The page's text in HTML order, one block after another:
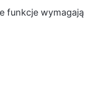
funkcje wymagają